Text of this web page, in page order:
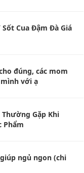
Cua Đậm Đà Giá
đúng, các mom
với ạ
Thường Gặp Khi
Phẩm
ngủ ngon (chi